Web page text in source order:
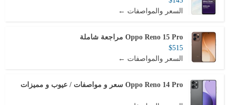
السعر والمواصفات ←
Oppo Reno 15 Pro مراجعة شاملة
$515
السعر والمواصفات ←
Oppo Reno 14 Pro سعر و مواصفات / عيوب و مميزات